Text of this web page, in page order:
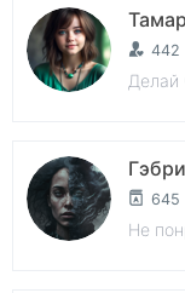
442
Делай
645
Не